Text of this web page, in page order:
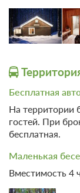
x2 Два
Wi-Fi
Стандартный
Бесплатная
после 16
Требуется
6 000
Бесплатная
На территории
гостей. При
бесплатная.
Маленькая
Вместимость 4